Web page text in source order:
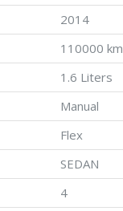
2014
110000 km
1.6 Liters
Manual
Flex
SEDAN
4